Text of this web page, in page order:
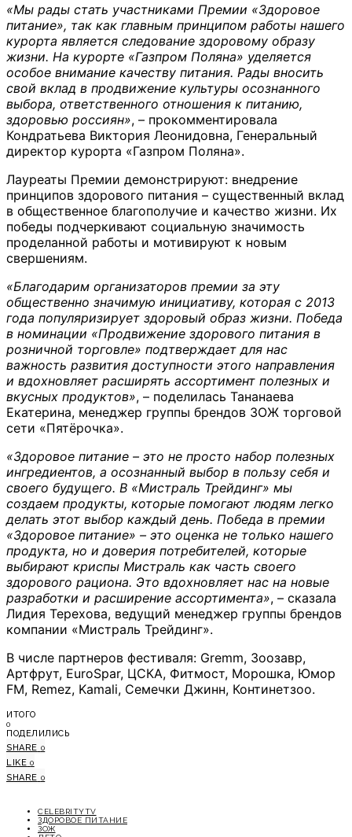
«Мы рады стать участниками Премии «Здоровое
питание», так как главным принципом работы нашего
курорта является следование здоровому образу
жизни. На курорте «Газпром Поляна» уделяется
особое внимание качеству питания. Рады вносить
свой вклад в продвижение культуры осознанного
выбора, ответственного отношения к питанию,
здоровью россиян», – прокомментировала
Кондратьева Виктория Леонидовна, Генеральный
директор курорта «Газпром Поляна».
Лауреаты Премии демонстрируют: внедрение
принципов здорового питания – существенный вклад
в общественное благополучие и качество жизни. Их
победы подчеркивают социальную значимость
проделанной работы и мотивируют к новым
свершениям.
«Благодарим организаторов премии за эту
общественно значимую инициативу, которая с 2013
года популяризирует здоровый образ жизни. Победа
в номинации «Продвижение здорового питания в
розничной торговле» подтверждает для нас
важность развития доступности этого направления
и вдохновляет расширять ассортимент полезных и
вкусных продуктов», – поделилась Тананаева
Екатерина, менеджер группы брендов ЗОЖ торговой
сети «Пятёрочка».
«Здоровое питание – это не просто набор полезных
ингредиентов, а осознанный выбор в пользу себя и
своего будущего. В «Мистраль Трейдинг» мы
создаем продукты, которые помогают людям легко
делать этот выбор каждый день. Победа в премии
«Здоровое питание» – это оценка не только нашего
продукта, но и доверия потребителей, которые
выбирают криспы Мистраль как часть своего
здорового рациона. Это вдохновляет нас на новые
разработки и расширение ассортимента», – сказала
Лидия Терехова, ведущий менеджер группы брендов
компании «Мистраль Трейдинг».
В числе партнеров фестиваля: Gremm, Зоозавр,
Артфрут, EuroSpar, ЦСКА, Фитмост, Морошка, Юмор
FM, Remez, Kamali, Семечки Джинн, Континетзоо.
ИТОГО
0
ПОДЕЛИЛИСЬ
SHARE 0
LIKE 0
SHARE 0
CELEBRITYTV
ЗДОРОВОЕ ПИТАНИЕ
ЗОЖ